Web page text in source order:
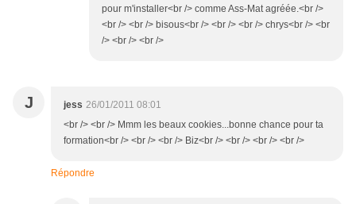
pour m'installer<br /> comme Ass-Mat agréée.<br />
<br /> <br /> bisous<br /> <br /> <br /> chrys<br /> <br
/> <br /> <br />
J jess 26/01/2011 08:01
<br /> <br /> Mmm les beaux cookies...bonne chance pour ta
formation<br /> <br /> <br /> Biz<br /> <br /> <br /> <br />
Répondre